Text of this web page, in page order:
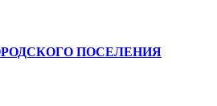
ПОСЕЛЕНИЯ